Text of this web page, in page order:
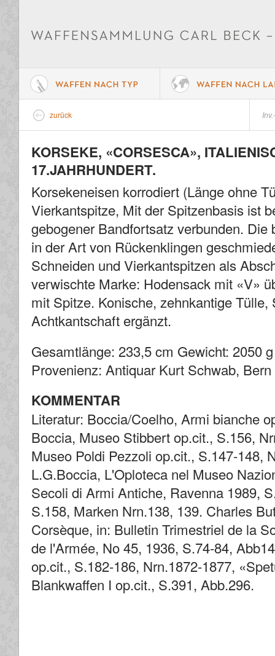
zurück
KORSEKE, «CORSESCA»,
17.JAHRHUNDERT.
Korsekeneisen korrodiert (Länge ohne
Vierkantspitze, Mit der Spitzenbasis ist
gebogener Bandfortsatz verbunden.
in der Art von Rückenklingen
Schneiden und Vierkantspitzen als
verwischte Marke: Hodensack mit «V»
mit Spitze. Konische, zehnkantige Tülle,
Achtkantschaft ergänzt.
Gesamtlänge: 233,5 cm Gewicht: 2050 g
Provenienz: Antiquar Kurt Schwab,
KOMMENTAR
Literatur: Boccia/Coelho, Armi bianche
Boccia, Museo Stibbert op.cit., S.156,
Museo Poldi Pezzoli op.cit., S.147-148,
L.G.Boccia, L'Oploteca nel Museo
Secoli di Armi Antiche, Ravenna 1989,
S.158, Marken Nrn.138, 139. Charles
Corsèque, in: Bulletin Trimestriel de la
de l'Armée, No 45, 1936, S.74-84,
op.cit., S.182-186, Nrn.1872-1877,
Blankwaffen I op.cit., S.391, Abb.296.